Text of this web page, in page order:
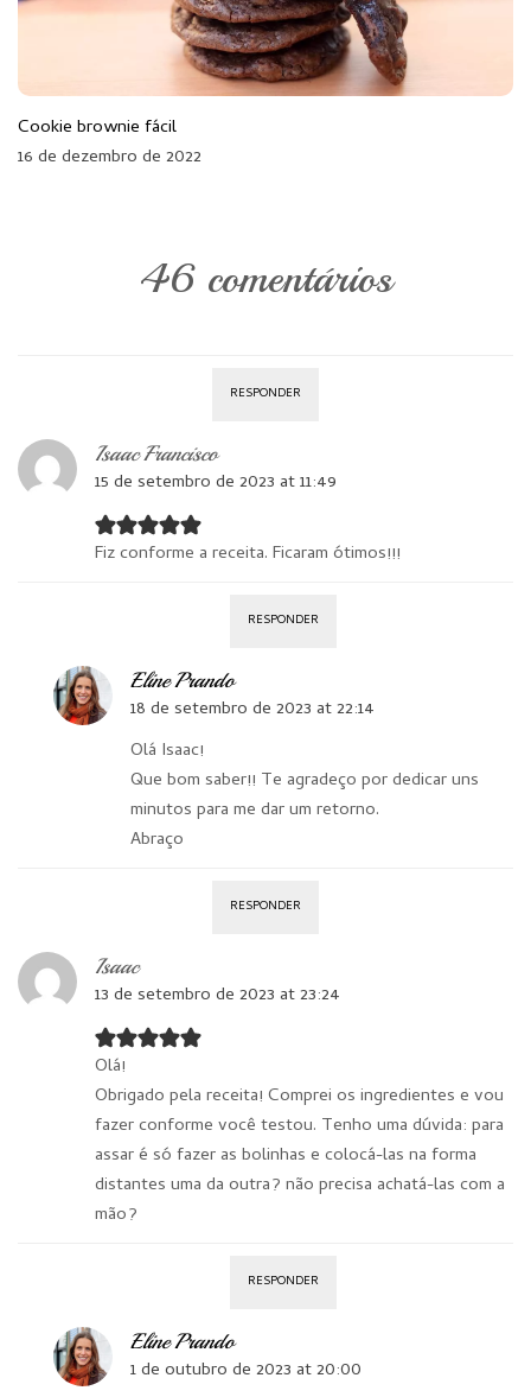
Cookie brownie fácil
16 de dezembro de 2022
46 comentários
RESPONDER
Isaac Francisco
15 de setembro de 2023 at 11:49
Fiz conforme a receita. Ficaram ótimos!!!
RESPONDER
Eline Prando
18 de setembro de 2023 at 22:14
Olá Isaac!
Que bom saber!! Te agradeço por dedicar uns
minutos para me dar um retorno.
Abraço
RESPONDER
Isaac
13 de setembro de 2023 at 23:24
Olá!
Obrigado pela receita! Comprei os ingredientes e vou
fazer conforme você testou. Tenho uma dúvida: para
assar é só fazer as bolinhas e colocá-las na forma
distantes uma da outra? não precisa achatá-las com a
mão?
RESPONDER
Eline Prando
1 de outubro de 2023 at 20:00